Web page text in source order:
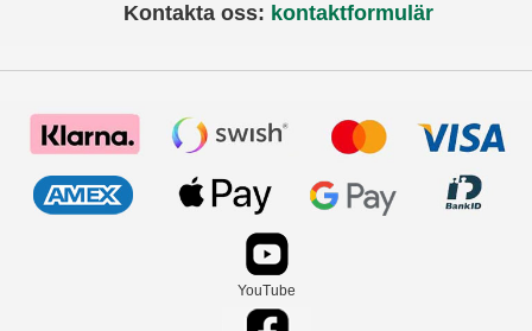
Kontakta oss: kontaktformulär
YouTube